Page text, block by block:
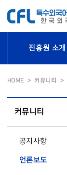
진흥원 소개
HOME 커뮤니티
커뮤니티
공지사항
언론보도